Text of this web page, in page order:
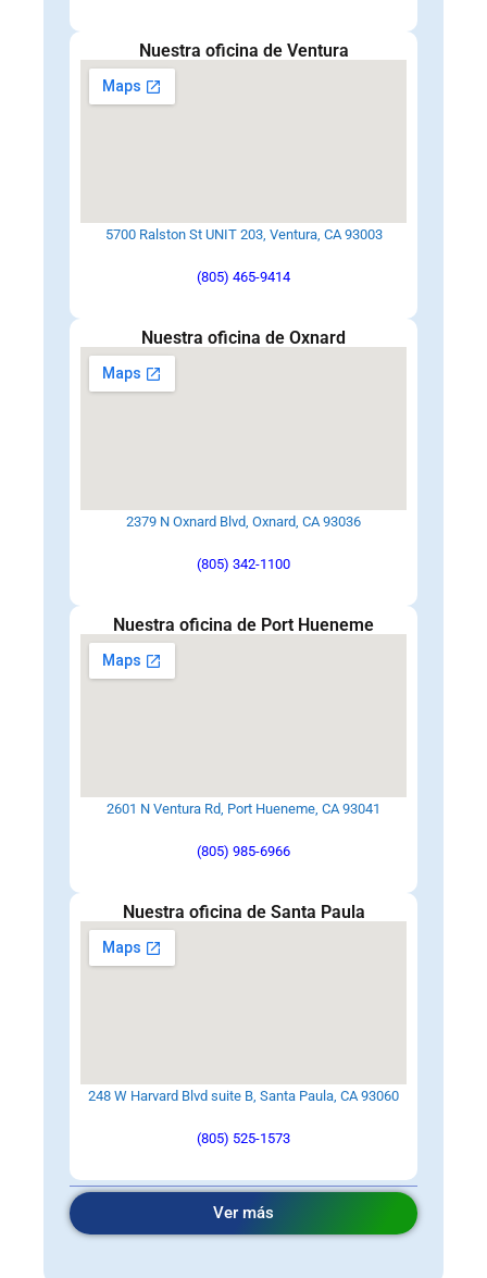
Nuestra oficina de Ventura
5700 Ralston St UNIT 203, Ventura, CA 93003
(805) 465-9414
Nuestra oficina de Oxnard
2379 N Oxnard Blvd, Oxnard, CA 93036
(805) 342-1100
Nuestra oficina de Port Hueneme
2601 N Ventura Rd, Port Hueneme, CA 93041
(805) 985-6966
Nuestra oficina de Santa Paula
248 W Harvard Blvd suite B, Santa Paula, CA 93060
(805) 525-1573
Ver más